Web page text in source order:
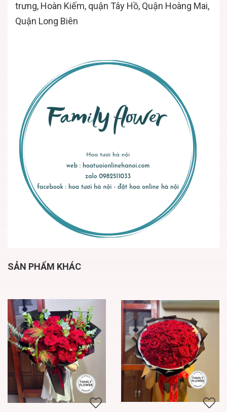
trưng, Hoàn Kiếm, quận Tây Hồ, Quận Hoàng Mai,
Quận Long Biên
SẢN PHẨM KHÁC